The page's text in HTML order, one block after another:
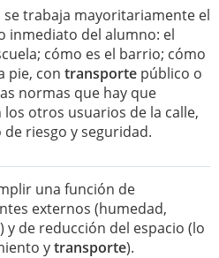
trabaja mayoritariamente el
inmediato del alumno: el
cómo es el barrio; cómo
pie, con transporte público o
normas que hay que
otros usuarios de la calle,
riesgo y seguridad.
una función de
externos (humedad,
de reducción del espacio (lo
ytransporte).